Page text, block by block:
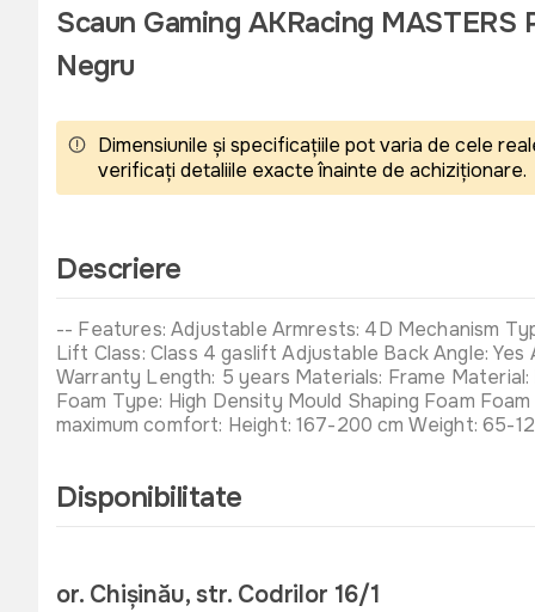
Scaun Gaming AKRacing MASTERS
Negru
Dimensiunile și specificațiile pot varia de cele
verificați detaliile exacte înainte de achiziționare.
Descriere
-- Features: Adjustable Armrests: 4D Mechanism
Lift Class: Class 4 gaslift Adjustable Back Angle:
Warranty Length: 5 years Materials: Frame
Foam Type: High Density Mould Shaping Foam
maximum comfort: Height: 167-200 cm Weight: 65-
Disponibilitate
or. Chișinău, str. Codrilor 16/1